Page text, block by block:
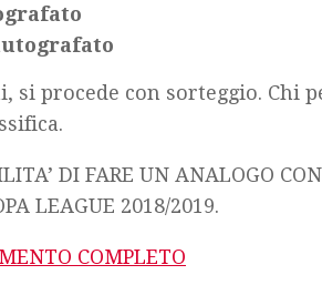
si procede con sorteggio. Chi
DI FARE UN ANALOGO
LEAGUE 2018/2019.
COMPLETO